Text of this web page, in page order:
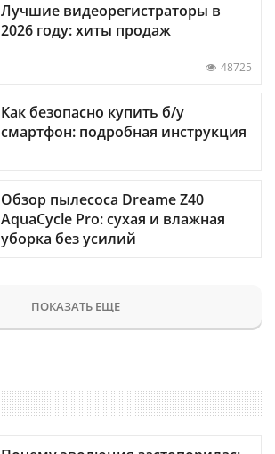
Лучшие видеорегистраторы в
2026 году: хиты продаж
48725
Как безопасно купить б/у
смартфон: подробная инструкция
Обзор пылесоса Dreame Z40
AquaCycle Pro: сухая и влажная
уборка без усилий
ПОКАЗАТЬ ЕЩЕ